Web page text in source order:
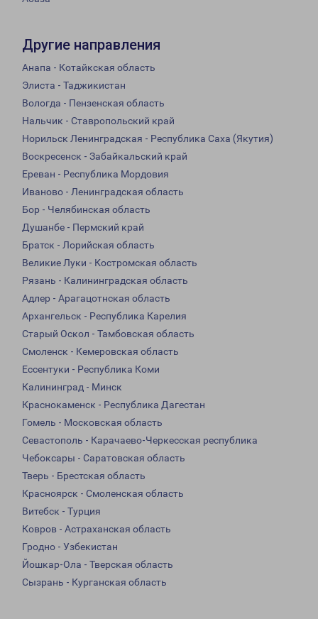
Другие направления
Анапа - Котайкская область
Элиста - Таджикистан
Вологда - Пензенская область
Нальчик - Ставропольский край
Норильск Ленинградская - Республика Саха (Якутия)
Воскресенск - Забайкальский край
Ереван - Республика Мордовия
Иваново - Ленинградская область
Бор - Челябинская область
Душанбе - Пермский край
Братск - Лорийская область
Великие Луки - Костромская область
Рязань - Калининградская область
Адлер - Арагацотнская область
Архангельск - Республика Карелия
Старый Оскол - Тамбовская область
Смоленск - Кемеровская область
Ессентуки - Республика Коми
Калининград - Минск
Краснокаменск - Республика Дагестан
Гомель - Московская область
Севастополь - Карачаево-Черкесская республика
Чебоксары - Саратовская область
Тверь - Брестская область
Красноярск - Смоленская область
Витебск - Турция
Ковров - Астраханская область
Гродно - Узбекистан
Йошкар-Ола - Тверская область
Сызрань - Курганская область